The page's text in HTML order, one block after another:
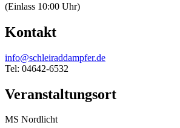
(Einlass 10:00 Uhr)
Kontakt
info@schleiraddampfer.de
Tel: 04642-6532
Veranstaltungsort
MS Nordlicht